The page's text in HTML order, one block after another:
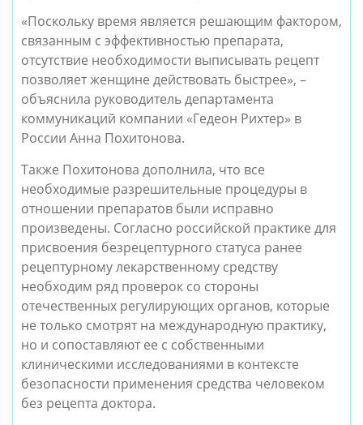
«Поскольку время является решающим фактором,
связанным с эффективностью препарата,
отсутствие необходимости выписывать рецепт
позволяет женщине действовать быстрее», –
объяснила руководитель департамента
коммуникаций компании «Гедеон Рихтер» в
России Анна Похитонова.
Также Похитонова дополнила, что все
необходимые разрешительные процедуры в
отношении препаратов были исправно
произведены. Согласно российской практике для
присвоения безрецептурного статуса ранее
рецептурному лекарственному средству
необходим ряд проверок со стороны
отечественных регулирующих органов, которые
не только смотрят на международную практику,
но и сопоставляют ее с собственными
клиническими исследованиями в контексте
безопасности применения средства человеком
без рецепта доктора.